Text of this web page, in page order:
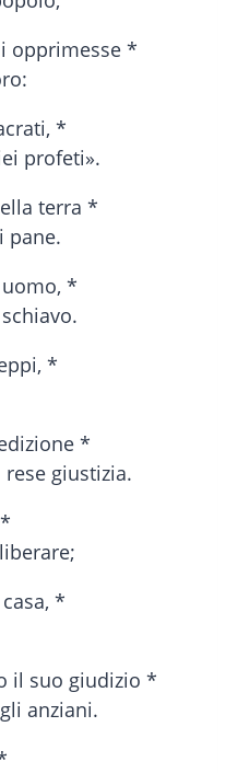
opprimesse *
*
profeti».
terra *
pane.
*
*
*
giustizia.
*
il suo giudizio *
anziani.